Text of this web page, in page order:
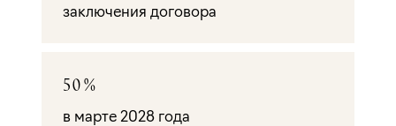
заключения договора
50%
в марте 2028 года